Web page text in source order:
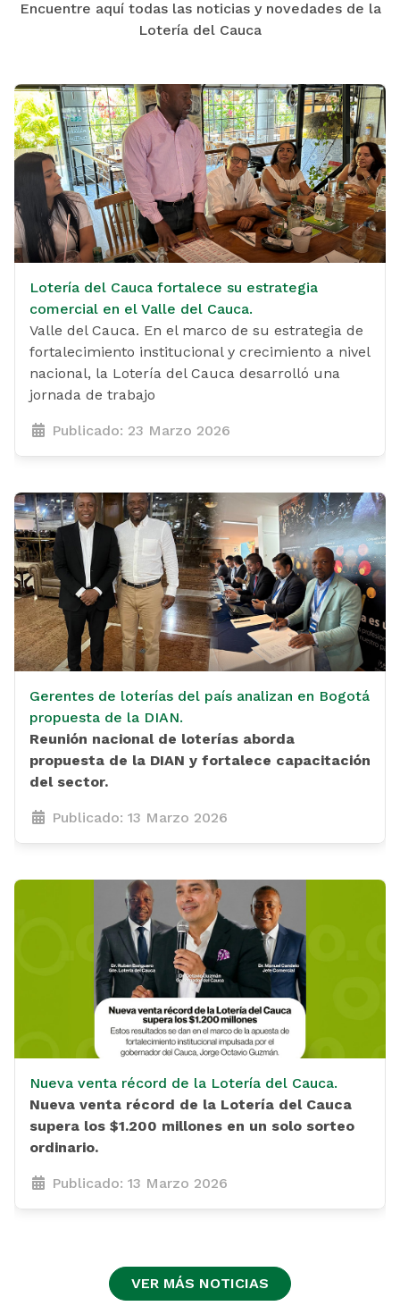
Encuentre aquí todas las noticias y novedades de la
Lotería del Cauca
Lotería del Cauca fortalece su estrategia
comercial en el Valle del Cauca.
Valle del Cauca. En el marco de su estrategia de
fortalecimiento institucional y crecimiento a nivel
nacional, la Lotería del Cauca desarrolló una
jornada de trabajo
Publicado: 23 Marzo 2026
Gerentes de loterías del país analizan en Bogotá
propuesta de la DIAN.
Reunión nacional de loterías aborda
propuesta de la DIAN y fortalece capacitación
del sector.
Publicado: 13 Marzo 2026
Nueva venta récord de la Lotería del Cauca.
Nueva venta récord de la Lotería del Cauca
supera los $1.200 millones en un solo sorteo
ordinario.
Publicado: 13 Marzo 2026
VER MÁS NOTICIAS